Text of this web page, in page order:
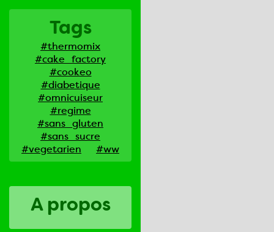
Tags
#thermomix
#cake_factory
#cookeo
#diabetique
#omnicuiseur
#regime
#sans_gluten
#sans_sucre
#vegetarien
#ww
A propos